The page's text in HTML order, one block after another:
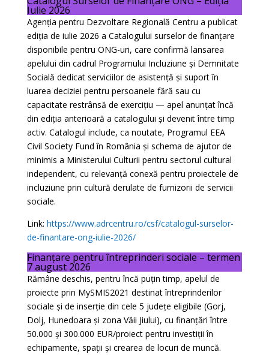
Iulie 2026
Agenția pentru Dezvoltare Regională Centru a publicat
ediția de iulie 2026 a Catalogului surselor de finanțare
disponibile pentru ONG-uri, care confirmă lansarea
apelului din cadrul Programului Incluziune și Demnitate
Socială dedicat serviciilor de asistență și suport în
luarea deciziei pentru persoanele fără sau cu
capacitate restrânsă de exercițiu — apel anunțat încă
din ediția anterioară a catalogului și devenit între timp
activ. Catalogul include, ca noutate, Programul EEA
Civil Society Fund în România și schema de ajutor de
minimis a Ministerului Culturii pentru sectorul cultural
independent, cu relevanță conexă pentru proiectele de
incluziune prin cultură derulate de furnizorii de servicii
sociale.
Link: https://www.adrcentru.ro/csf/catalogul-surselor-
de-finantare-ong-iulie-2026/
Finanțare pentru întreprinderi sociale – termen
7 august 2026
Rămâne deschis, pentru încă puțin timp, apelul de
proiecte prin MySMIS2021 destinat întreprinderilor
sociale și de inserție din cele 5 județe eligibile (Gorj,
Dolj, Hunedoara și zona Văii Jiului), cu finanțări între
50.000 și 300.000 EUR/proiect pentru investiții în
echipamente, spații și crearea de locuri de muncă.